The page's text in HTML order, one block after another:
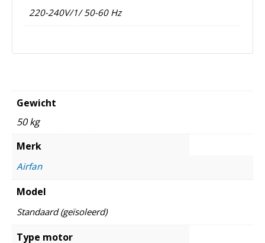
220-240V/1/ 50-60 Hz
Gewicht
50 kg
Merk
Airfan
Model
Standaard (geïsoleerd)
Type motor